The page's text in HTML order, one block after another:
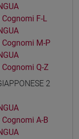
Cognomi F-L
Cognomi M-P
Cognomi Q-Z
2
Cognomi A-B